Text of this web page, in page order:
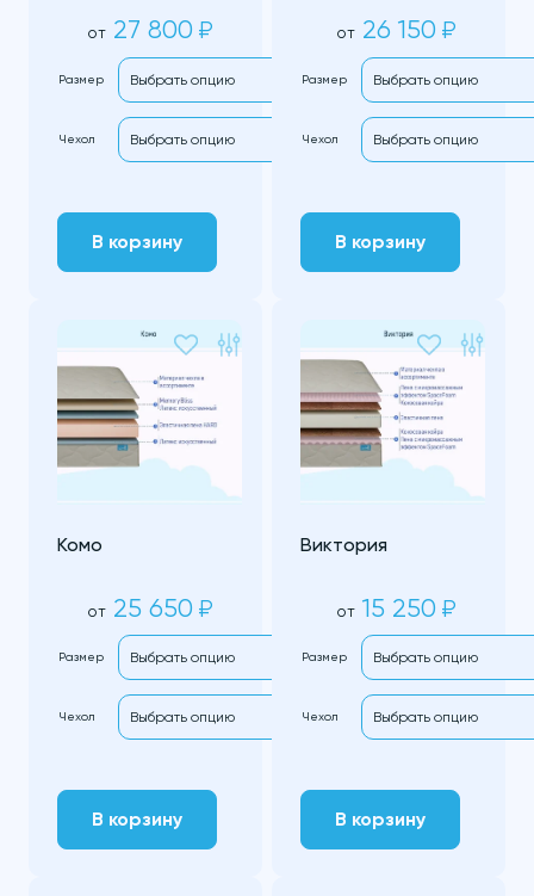
от 27 800 ₽
Размер
Чехол
В корзину
от 26 150 ₽
Размер
Чехол
В корзину
Комо
от 25 650 ₽
Размер
Чехол
В корзину
Виктория
от 15 250 ₽
Размер
Чехол
В корзину